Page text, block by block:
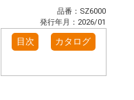
品番：SZ6000
発行年月：2026/01
目次 カタログ